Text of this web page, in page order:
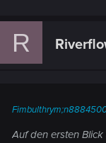
R
Auf den ersten